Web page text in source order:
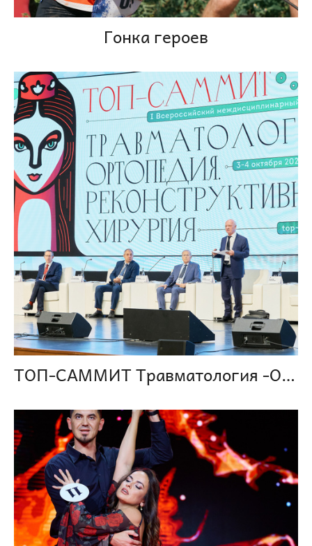
Гонка героев
ТОП-САММИТ Травматология -Ортопедия-Реконструктивная хирургия